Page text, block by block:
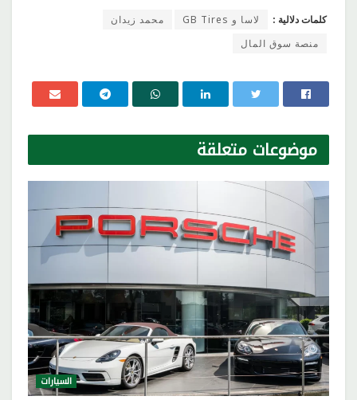
كلمات دلالية : لاسا و GB Tires
محمد زيدان
منصة سوق المال
موضوعات متعلقة
السيارات